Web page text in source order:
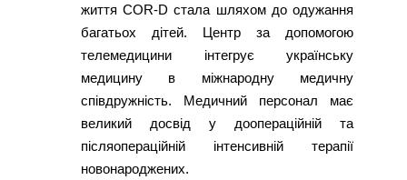
життя COR-D стала шляхом до одужання
багатьох дітей. Центр за допомогою
телемедицини інтегрує українську
медицину в міжнародну медичну
співдружність. Медичний персонал має
великий досвід у доопераційній та
післяопераційній інтенсивній терапії
новонароджених.